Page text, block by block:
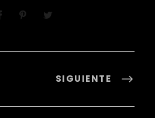
SIGUIENTE